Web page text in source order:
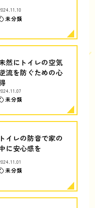
未分類
然にトイレの空気
流を防ぐための心
未分類
トイレの防音で家の
に安心感を
未分類